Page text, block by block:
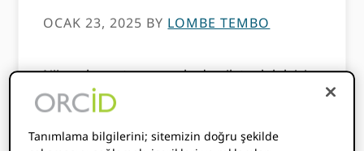
OCAK 23, 2025 BY LOMBE TEMBO
Nijeryalı araştırma ve akademik topluluk için
heyecan verici bir haberi paylaşmaktan
mutluluk duyuyoruz: İlk ORCID Nijerya'daki
Eko-Konnect liderliğindeki konsorsiyum, üç
Tanımlama bilgilerini; sitemizin doğru şekilde